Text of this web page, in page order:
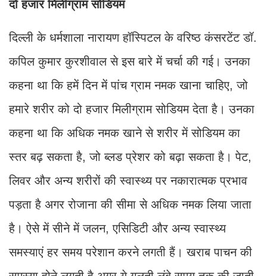
दो हजार मिलीग्राम सोडियम
दिल्ली के धर्मशाला नारायण हॉस्पिटल के वरिष्ठ कंसरटेंट डॉ.
कपिल कुमार कुरशीवाल से इस बारे में चर्चा की गई। उनका
कहना था कि हमें दिन में पांच ग्राम नमक खाना चाहिए, जो
हमारे शरीर को दो हजार मिलीग्राम सोडियम देता है। उनका
कहना था कि अधिक नमक खाने से शरीर में सोडियम का
स्तर बढ़ सकता है, जो ब्लड प्रेशर को बढ़ा सकता है। पेट,
लिवर और अन्य शरीरों की स्वास्थ्य पर नकारात्मक प्रभाव
पड़ता है अगर रोजाना की सीमा से अधिक नमक लिया जाता
है। ऐसे में सीने में जलन, एसिडिटी और अन्य स्वास्थ्य
समस्याएं हर समय परेशान करने लगती हैं। खराब पाचन की